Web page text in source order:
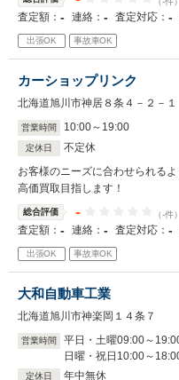
査定額： - 連絡： - 査定対応： -
出張OK 事故車OK
カーショップリンク
北海道旭川市神居８条４－２－１
営業時間 10:00～ 19:00
定休日
不定休
お客様のニーズに合わせられるよ
高価買取目指します！
総合評価 - （-件）
査定額： - 連絡： - 査定対応： -
出張OK 事故車OK
大和自動車工業
北海道旭川市神楽岡１４条７
営業時間 平日・土曜09:00～ 19:
日曜・祝日10:00～ 18:
定休日 年中無休